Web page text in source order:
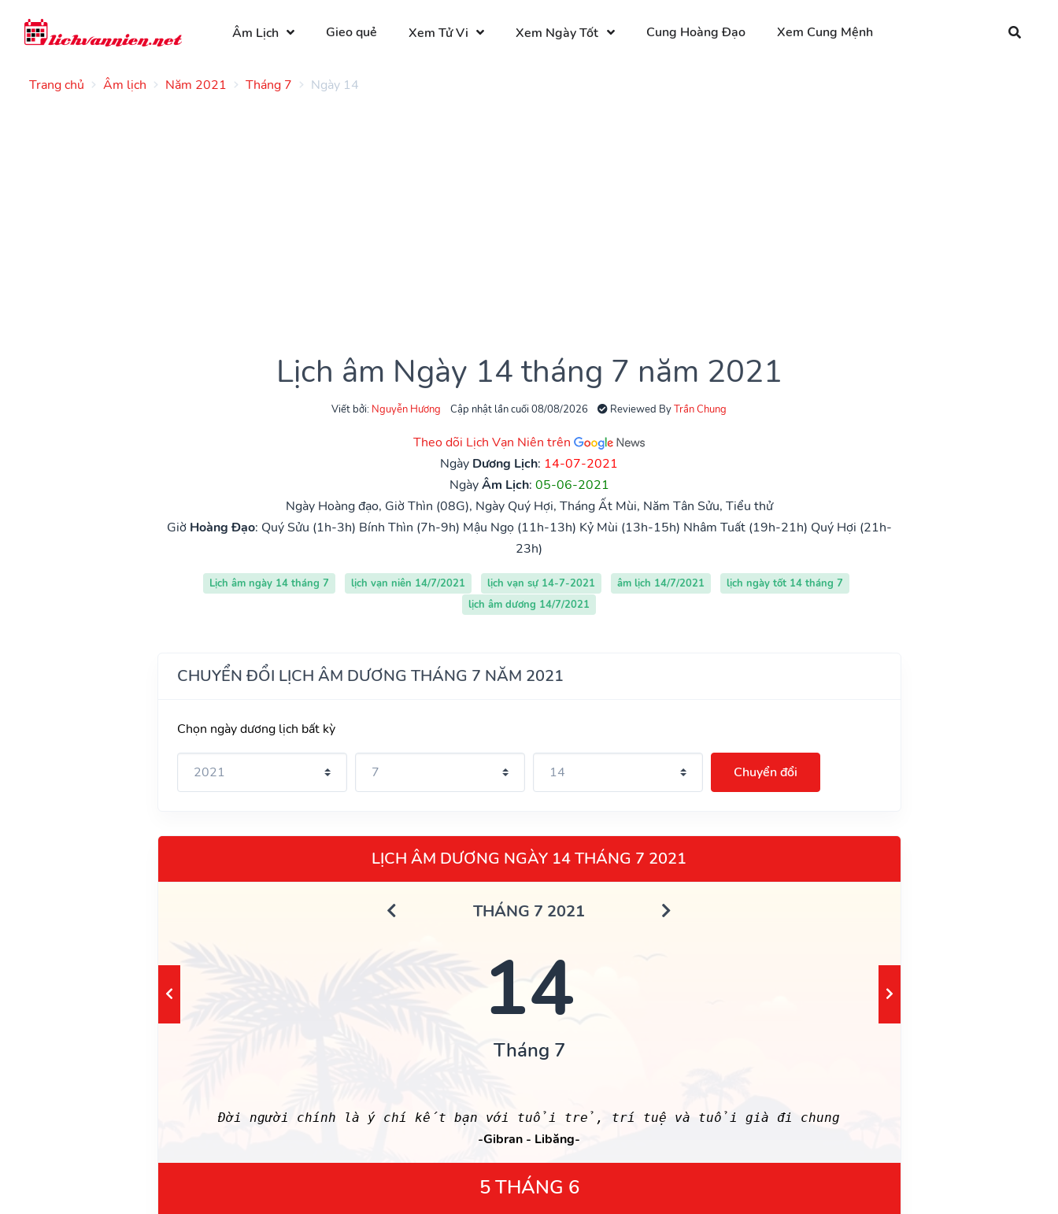
Âm Lịch Gieo quẻ Xem Tử Vi Xem Ngày Tốt Cung Hoàng Đạo Xem Cung Mệnh
Trang chủ Âm lịch Năm 2021 Tháng 7 Ngày 14
Lịch âm Ngày 14 tháng 7 năm 2021
Viết bởi: Nguyễn Hương Cập nhật lần cuối 08/08/2026 Reviewed ByTrần Chung
Theo dõi Lịch Vạn Niên trên
Ngày Dương Lịch: 14-07-2021
NgàyÂm Lịch: 05-06-2021
Ngày Hoàng đạo, Giờ Thìn (08G), Ngày Quý Hợi, Tháng Ất Mùi, Năm Tân Sửu, Tiểu thử
Giờ Hoàng Đạo: Quý Sửu (1h-3h) Bính Thìn (7h-9h) Mậu Ngọ (11h-13h) Kỷ Mùi (13h-15h) Nhâm Tuất (19h-21h) Quý Hợi (21h-
23h)
Lịch âm ngày 14 tháng 7 lịch vạn niên 14/7/2021 lịch vạn sự 14-7-2021 âm lịch 14/7/2021
lịch ngày tốt 14 tháng 7
lịch âm dương 14/7/2021
CHUYỂN ĐỔI LỊCH ÂM DƯƠNG THÁNG 7 NĂM 2021
Chọn ngày dương lịch bất kỳ
Chuyển đổi
LỊCH ÂM DƯƠNG NGÀY 14 THÁNG 7 2021
THÁNG 7 2021
14
Tháng 7
Đời người chính là ý chí kết bạn với tuổi trẻ, trí tuệ và tuổi già đi chung
-Gibran - Libăng-
5 THÁNG 6